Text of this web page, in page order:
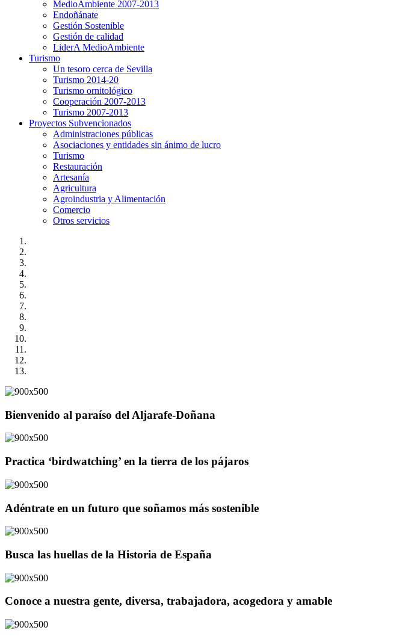
MedioAmbiente 2007-2013
Endoñánate
Gestión Sostenible
Gestión de calidad
LiderA MedioAmbiente
Turismo
Un tesoro cerca de Sevilla
Turismo 2014-20
Turismo ornitológico
Cooperación 2007-2013
Turismo 2007-2013
Proyectos Subvencionados
Administraciones públicas
Asociaciones y entidades sin ánimo de lucro
Turismo
Restauración
Artesanía
Agricultura
Agroindustria y Alimentación
Comercio
Otros servicios
Bienvenido al paraíso del Aljarafe-Doñana
Practica ‘birdwatching’ en la tierra de los pájaros
Adéntrate en un futuro que soñamos más sostenible
Busca las huellas de la Historia de España
Conoce a nuestra gente, diversa, trabajadora, acogedora y amable